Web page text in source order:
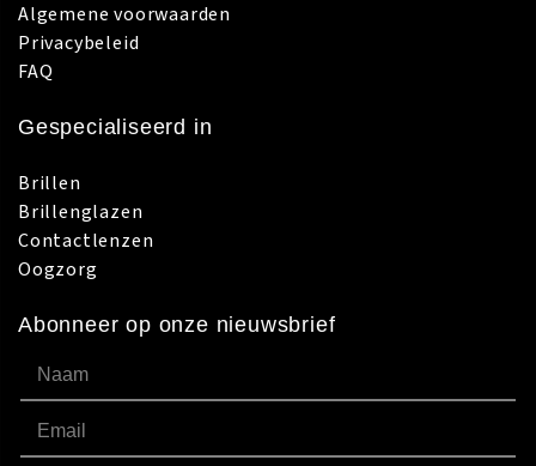
Algemene voorwaarden
Privacybeleid
FAQ
Gespecialiseerd in
Brillen
Brillenglazen
Contactlenzen
Oogzorg
Abonneer op onze nieuwsbrief